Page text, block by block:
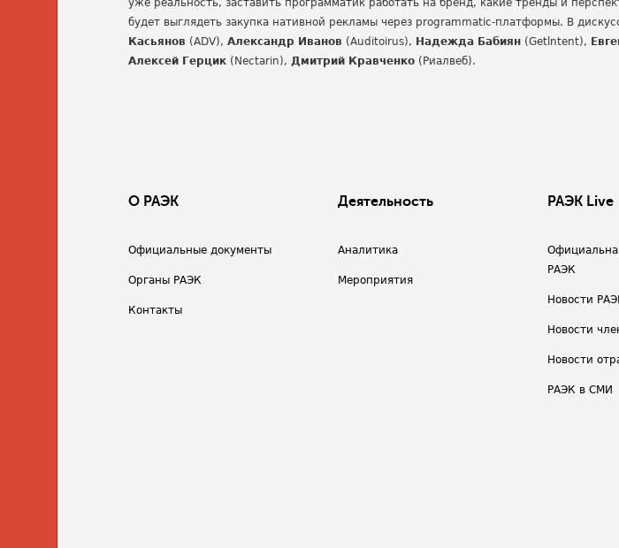
уже реальность, заставить программатик работать на бренд, какие тренды и
будет выглядеть закупка нативной рекламы через programmatic-платформы. В
Касьянов (ADV),Александр Иванов (Auditoirus), Надежда Бабиян (Getlntent),
Алексей Герцик (Nectarin),Дмитрий Кравченко (Риалвеб).
О РАЭК
Официальные документы
Органы РАЭК
Контакты
Деятельность
Аналитика
Мероприятия
РАЭК Live
РАЭК
Новости
Новости
Новости
РАЭК в СМИ